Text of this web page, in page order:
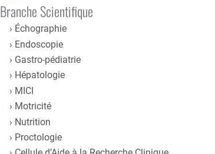
Branche Scientifique
Échographie
Endoscopie
Gastro-pédiatrie
Hépatologie
MICI
Motricité
Nutrition
Proctologie